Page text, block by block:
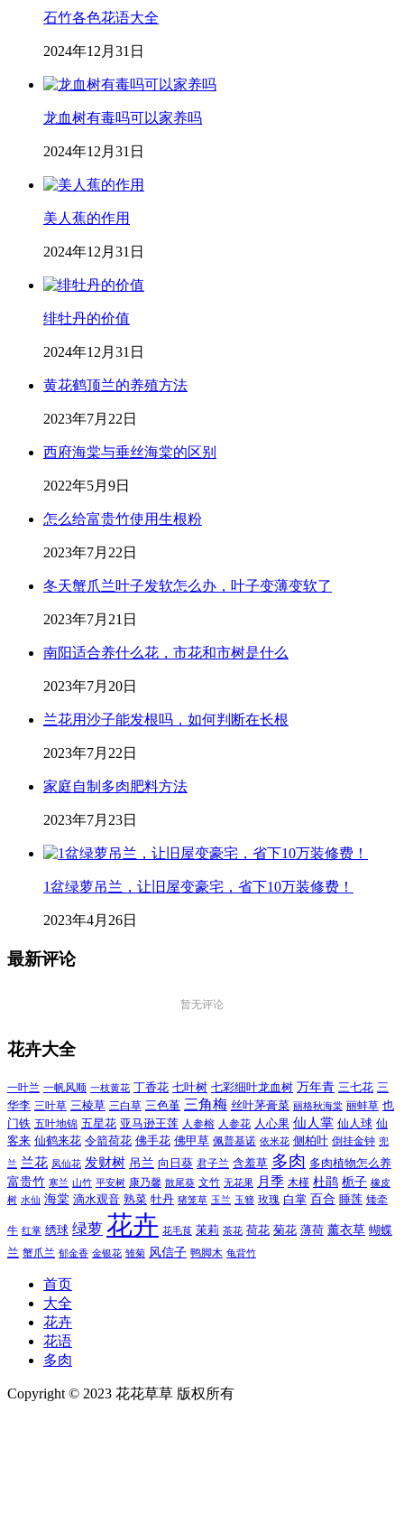
石竹各色花语大全
2024年12月31日
龙血树有毒吗可以家养吗
2024年12月31日
美人蕉的作用
2024年12月31日
绯牡丹的价值
2024年12月31日
黄花鹤顶兰的养殖方法
2023年7月22日
西府海棠与垂丝海棠的区别
2022年5月9日
怎么给富贵竹使用生根粉
2023年7月22日
冬天蟹爪兰叶子发软怎么办，叶子变薄变软了
2023年7月21日
南阳适合养什么花，市花和市树是什么
2023年7月20日
兰花用沙子能发根吗，如何判断在长根
2023年7月22日
家庭自制多肉肥料方法
2023年7月23日
1盆绿萝吊兰，让旧屋变豪宅，省下10万装修费！
2023年4月26日
最新评论
暂无评论
花卉大全
一叶兰 一帆风顺 一枝黄花 丁香花 七叶树 七彩细叶龙血树 万年青 三七花 三
华李 三叶草 三棱草 三白草 三色堇 三角梅 丝叶茅膏菜 丽格秋海棠 丽蚌草 也
门铁 五叶地锦 五星花 亚马逊王莲 人参榕 人参花 人心果 仙人掌 仙人球 仙
客来 仙鹤来花 令箭荷花 佛手花 佛甲草 佩普基诺 依米花 侧柏叶 倒挂金钟 兜
兰 兰花 凤仙花 发财树 吊兰 向日葵 君子兰 含羞草 多肉 多肉植物怎么养
富贵竹 寒兰 山竹 平安树 康乃馨 散尾葵 文竹 无花果 月季 木槿 杜鹃 栀子 橡皮
树 水仙 海棠 滴水观音 熟菜 牡丹 猪笼草 玉兰 玉簪 玫瑰 白掌 百合 睡莲 矮牵
牛 红掌 绣球 绿萝 花卉 花毛茛 茉莉 茶花 荷花 菊花 薄荷 薰衣草 蝴蝶
兰 蟹爪兰 郁金香 金银花 雏菊 风信子 鸭脚木 龟背竹
首页
大全
花卉
花语
多肉
Copyright © 2023 花花草草 版权所有